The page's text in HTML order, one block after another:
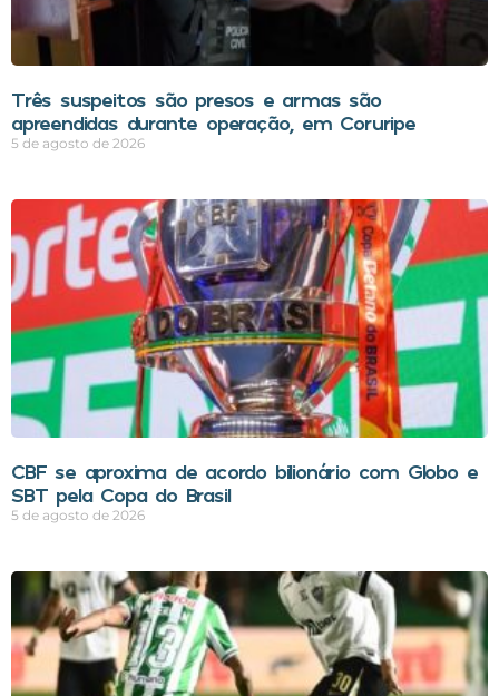
Três suspeitos são presos e armas são
apreendidas durante operação, em Coruripe
5 de agosto de 2026
CBF se aproxima de acordo bilionário com Globo e
SBT pela Copa do Brasil
5 de agosto de 2026